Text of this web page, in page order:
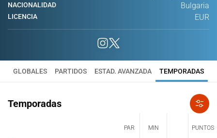
NACIONALIDAD Bulgaria
LICENCIA EUR
GLOBALES PARTIDOS ESTAD. AVANZADA TEMPORADAS
Temporadas
PAR MIN PUNTOS